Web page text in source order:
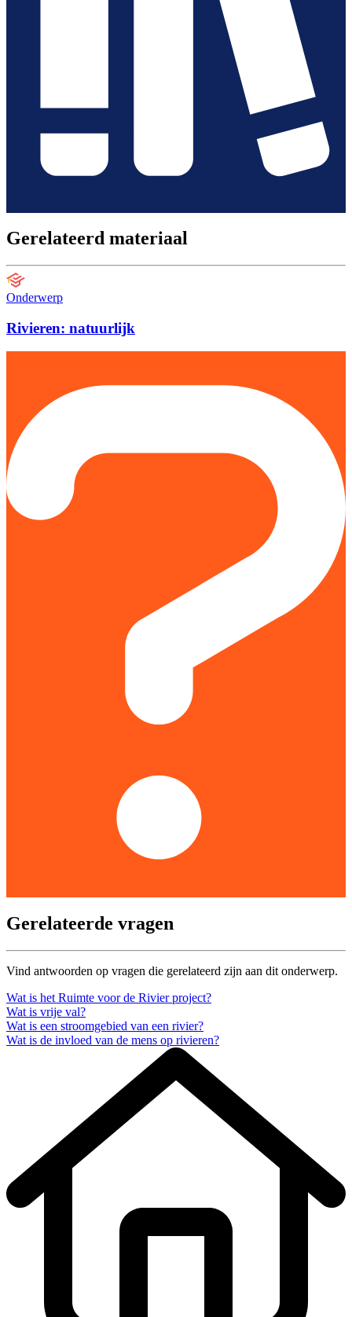
Gerelateerd materiaal
Onderwerp
Rivieren: natuurlijk
Gerelateerde vragen
Vind antwoorden op vragen die gerelateerd zijn aan dit onderwerp.
Wat is het Ruimte voor de Rivier project?
Wat is vrije val?
Wat is een stroomgebied van een rivier?
Wat is de invloed van de mens op rivieren?